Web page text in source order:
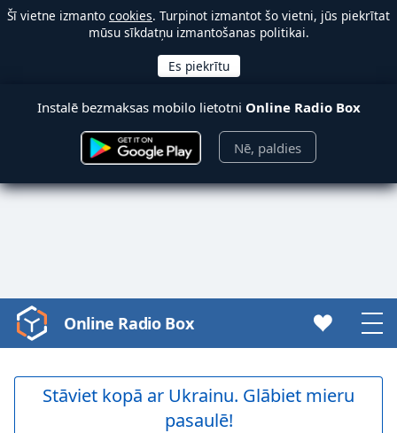
Šī vietne izmanto cookies. Turpinot izmantot šo vietni, jūs piekrītat
mūsu sīkdatņu izmantošanas politikai.
Instalē bezmaksas mobilo lietotni Online Radio Box
Nē, paldies
Video
Player
loading.
Online Radio Box
Stāviet kopā ar Ukrainu. Glābiet mieru
pasaulē!